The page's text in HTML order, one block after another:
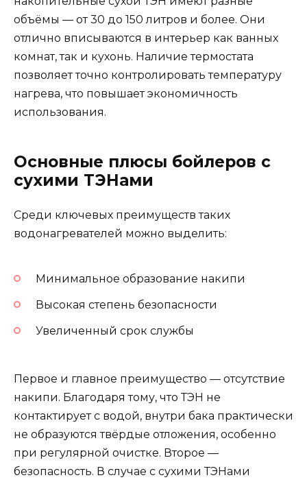
объёмы — от 30 до 150 литров и более. Они
отлично вписываются в интерьер как ванных
комнат, так и кухонь. Наличие термостата
позволяет точно контролировать температуру
нагрева, что повышает экономичность
использования.
Основные плюсы бойлеров с
сухими ТЭНами
Среди ключевых преимуществ таких
водонагревателей можно выделить:
Минимальное образование накипи
Высокая степень безопасности
Увеличенный срок службы
Первое и главное преимущество — отсутствие
накипи. Благодаря тому, что ТЭН не
контактирует с водой, внутри бака практически
не образуются твёрдые отложения, особенно
при регулярной очистке. Второе —
безопасность. В случае с сухими ТЭНами